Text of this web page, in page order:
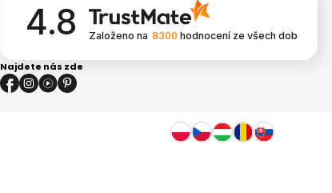
4.8 Založeno na 8300 hodnocení ze všech dob
Najdete nás zde